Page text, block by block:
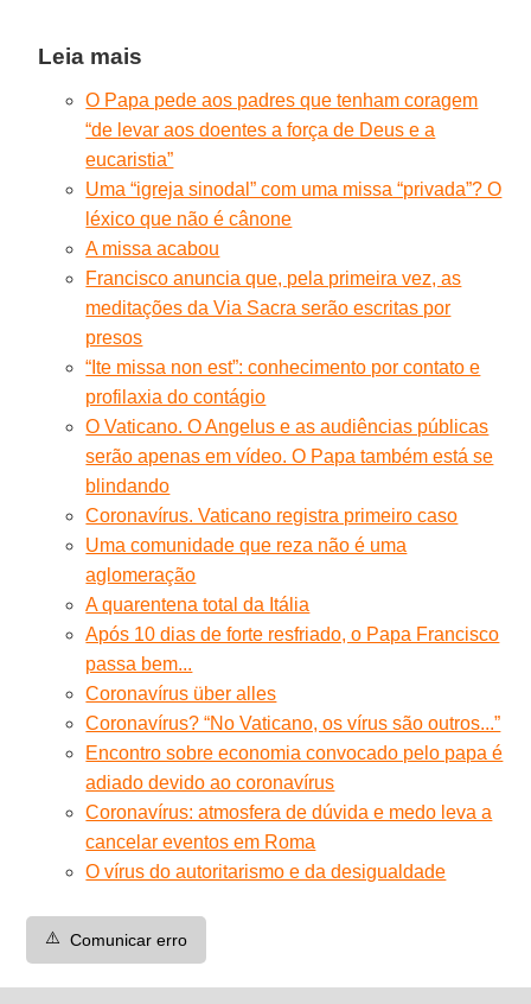
Leia mais
O Papa pede aos padres que tenham coragem
“de levar aos doentes a força de Deus e a
eucaristia”
Uma “igreja sinodal” com uma missa “privada”? O
léxico que não é cânone
A missa acabou
Francisco anuncia que, pela primeira vez, as
meditações da Via Sacra serão escritas por
presos
“Ite missa non est”: conhecimento por contato e
profilaxia do contágio
O Vaticano. O Angelus e as audiências públicas
serão apenas em vídeo. O Papa também está se
blindando
Coronavírus. Vaticano registra primeiro caso
Uma comunidade que reza não é uma
aglomeração
A quarentena total da Itália
Após 10 dias de forte resfriado, o Papa Francisco
passa bem...
Coronavírus über alles
Coronavírus? “No Vaticano, os vírus são outros...”
Encontro sobre economia convocado pelo papa é
adiado devido ao coronavírus
Coronavírus: atmosfera de dúvida e medo leva a
cancelar eventos em Roma
O vírus do autoritarismo e da desigualdade
⚠️ Comunicar erro